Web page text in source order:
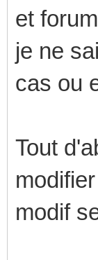
et
je ne
cas ou
Tout
modif